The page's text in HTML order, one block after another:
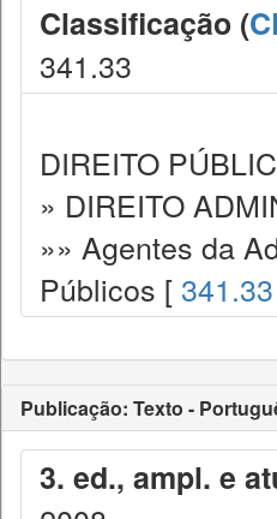
Classificação (
341.33
DIREITO
» DIREITO
»» Agentes da
Públicos [ 341.33
Publicação: Texto -
3. ed., ampl. e